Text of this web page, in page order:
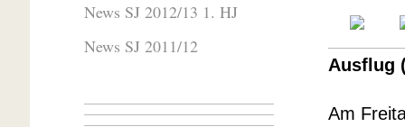
Ausflug
Am
News SJ 2012/13 1. HJ
News SJ 2011/12